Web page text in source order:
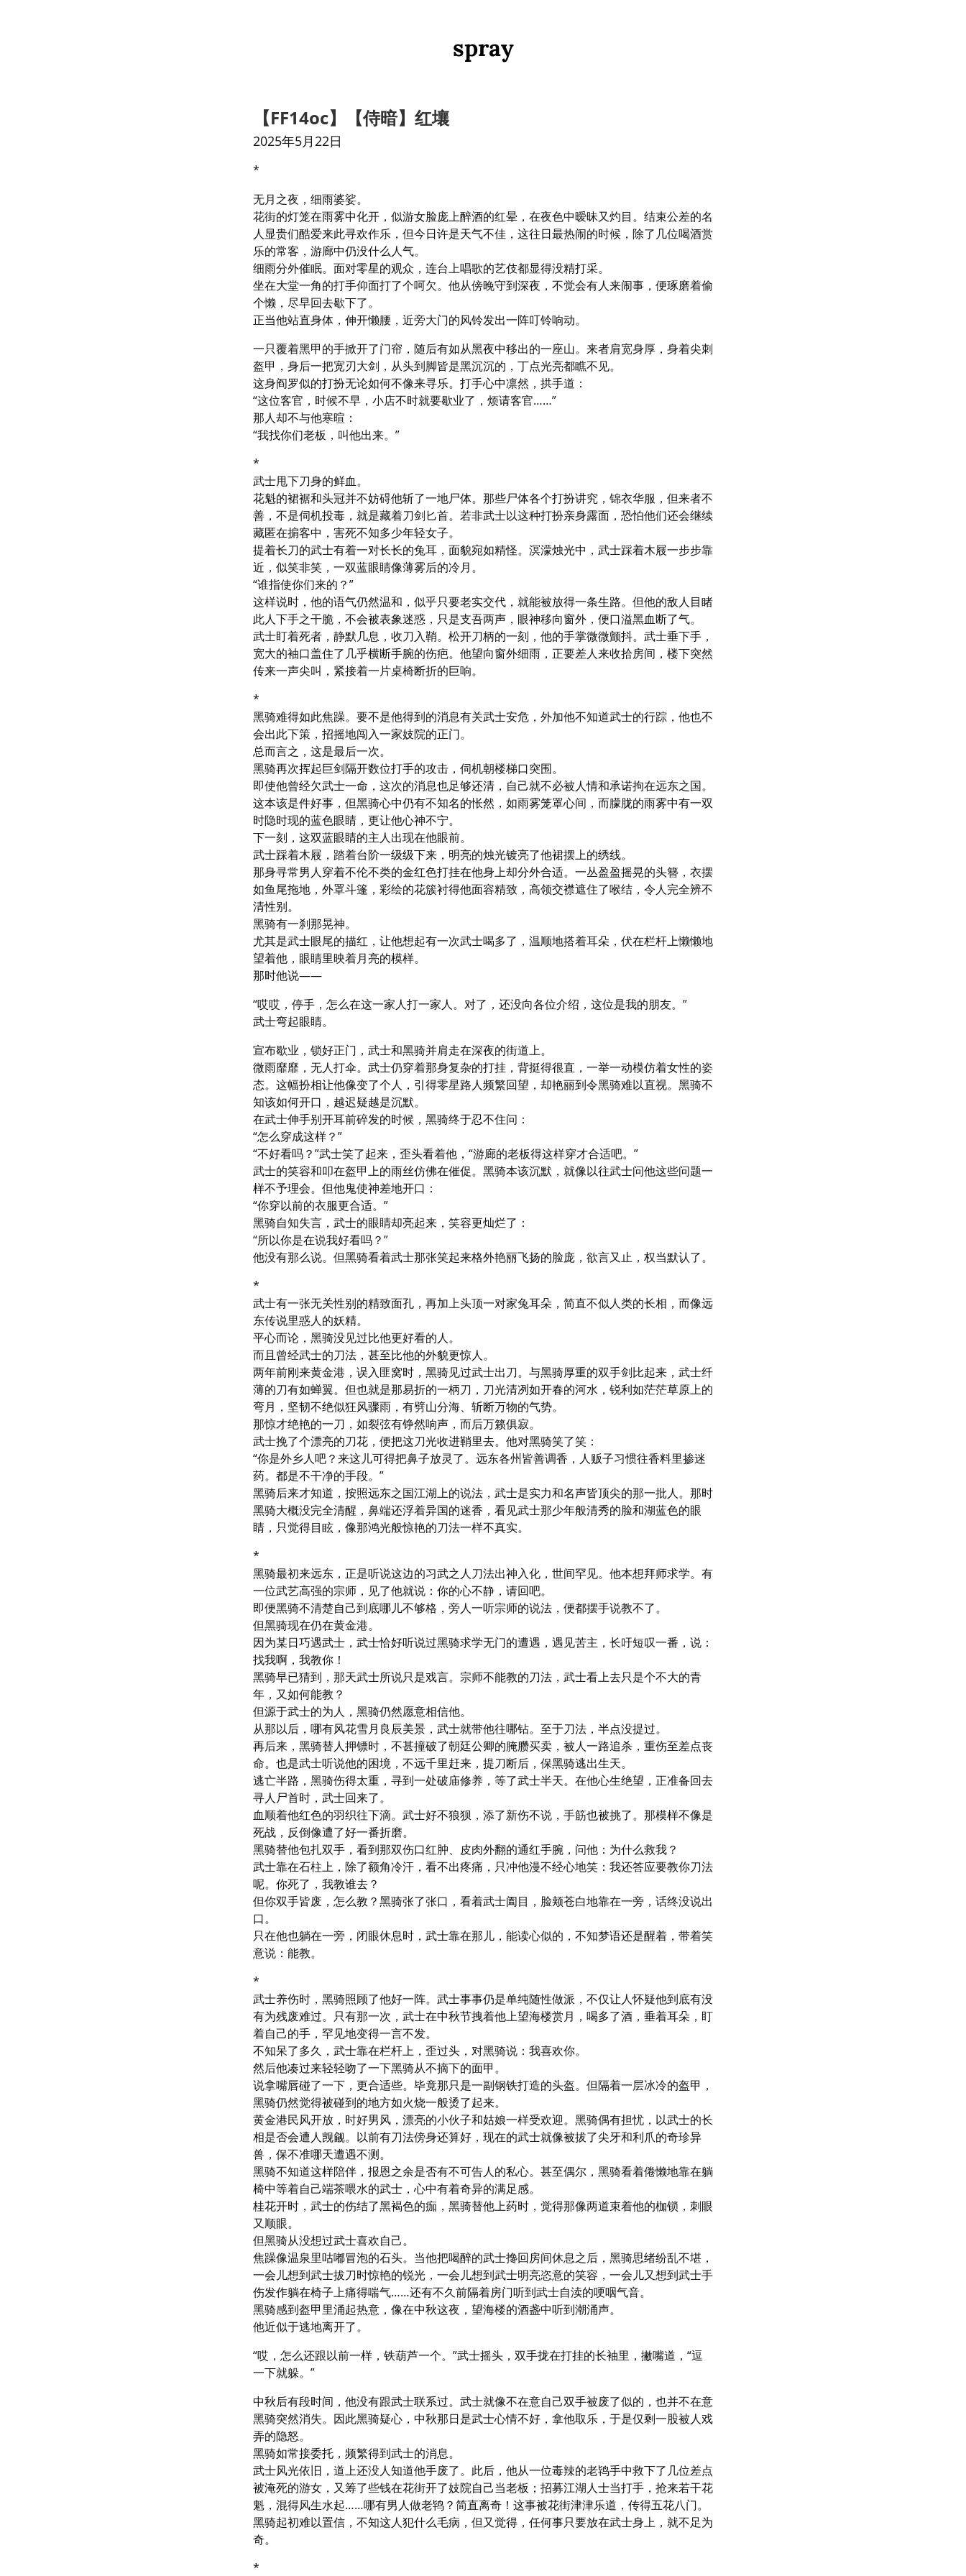
spray
【FF14oc】【侍暗】红壤
2025年5月22日
*
无月之夜，细雨婆娑。
花街的灯笼在雨雾中化开，似游女脸庞上醉酒的红晕，在夜色中暧昧又灼目。结束公差的名
人显贵们酷爱来此寻欢作乐，但今日许是天气不佳，这往日最热闹的时候，除了几位喝酒赏
乐的常客，游廊中仍没什么人气。
细雨分外催眠。面对零星的观众，连台上唱歌的艺伎都显得没精打采。
坐在大堂一角的打手仰面打了个呵欠。他从傍晚守到深夜，不觉会有人来闹事，便琢磨着偷
个懒，尽早回去歇下了。
正当他站直身体，伸开懒腰，近旁大门的风铃发出一阵叮铃响动。
一只覆着黑甲的手掀开了门帘，随后有如从黑夜中移出的一座山。来者肩宽身厚，身着尖刺
盔甲，身后一把宽刃大剑，从头到脚皆是黑沉沉的，丁点光亮都瞧不见。
这身阎罗似的打扮无论如何不像来寻乐。打手心中凛然，拱手道：
“这位客官，时候不早，小店不时就要歇业了，烦请客官……”
那人却不与他寒暄：
“我找你们老板，叫他出来。”
*
武士甩下刀身的鲜血。
花魁的裙裾和头冠并不妨碍他斩了一地尸体。那些尸体各个打扮讲究，锦衣华服，但来者不
善，不是伺机投毒，就是藏着刀剑匕首。若非武士以这种打扮亲身露面，恐怕他们还会继续
藏匿在掮客中，害死不知多少年轻女子。
提着长刀的武士有着一对长长的兔耳，面貌宛如精怪。溟濛烛光中，武士踩着木屐一步步靠
近，似笑非笑，一双蓝眼睛像薄雾后的冷月。
“谁指使你们来的？”
这样说时，他的语气仍然温和，似乎只要老实交代，就能被放得一条生路。但他的敌人目睹
此人下手之干脆，不会被表象迷惑，只是支吾两声，眼神移向窗外，便口溢黑血断了气。
武士盯着死者，静默几息，收刀入鞘。松开刀柄的一刻，他的手掌微微颤抖。武士垂下手，
宽大的袖口盖住了几乎横断手腕的伤疤。他望向窗外细雨，正要差人来收拾房间，楼下突然
传来一声尖叫，紧接着一片桌椅断折的巨响。
*
黑骑难得如此焦躁。要不是他得到的消息有关武士安危，外加他不知道武士的行踪，他也不
会出此下策，招摇地闯入一家妓院的正门。
总而言之，这是最后一次。
黑骑再次挥起巨剑隔开数位打手的攻击，伺机朝楼梯口突围。
即使他曾经欠武士一命，这次的消息也足够还清，自己就不必被人情和承诺拘在远东之国。
这本该是件好事，但黑骑心中仍有不知名的怅然，如雨雾笼罩心间，而朦胧的雨雾中有一双
时隐时现的蓝色眼睛，更让他心神不宁。
下一刻，这双蓝眼睛的主人出现在他眼前。
武士踩着木屐，踏着台阶一级级下来，明亮的烛光镀亮了他裙摆上的绣线。
那身寻常男人穿着不伦不类的金红色打挂在他身上却分外合适。一丛盈盈摇晃的头簪，衣摆
如鱼尾拖地，外罩斗篷，彩绘的花簇衬得他面容精致，高领交襟遮住了喉结，令人完全辨不
清性别。
黑骑有一刹那晃神。
尤其是武士眼尾的描红，让他想起有一次武士喝多了，温顺地搭着耳朵，伏在栏杆上懒懒地
望着他，眼睛里映着月亮的模样。
那时他说——
“哎哎，停手，怎么在这一家人打一家人。对了，还没向各位介绍，这位是我的朋友。”
武士弯起眼睛。
宣布歇业，锁好正门，武士和黑骑并肩走在深夜的街道上。
微雨靡靡，无人打伞。武士仍穿着那身复杂的打挂，背挺得很直，一举一动模仿着女性的姿
态。这幅扮相让他像变了个人，引得零星路人频繁回望，却艳丽到令黑骑难以直视。黑骑不
知该如何开口，越迟疑越是沉默。
在武士伸手别开耳前碎发的时候，黑骑终于忍不住问：
“怎么穿成这样？”
“不好看吗？”武士笑了起来，歪头看着他，“游廊的老板得这样穿才合适吧。”
武士的笑容和叩在盔甲上的雨丝仿佛在催促。黑骑本该沉默，就像以往武士问他这些问题一
样不予理会。但他鬼使神差地开口：
“你穿以前的衣服更合适。”
黑骑自知失言，武士的眼睛却亮起来，笑容更灿烂了：
“所以你是在说我好看吗？”
他没有那么说。但黑骑看着武士那张笑起来格外艳丽飞扬的脸庞，欲言又止，权当默认了。
*
武士有一张无关性别的精致面孔，再加上头顶一对家兔耳朵，简直不似人类的长相，而像远
东传说里惑人的妖精。
平心而论，黑骑没见过比他更好看的人。
而且曾经武士的刀法，甚至比他的外貌更惊人。
两年前刚来黄金港，误入匪窝时，黑骑见过武士出刀。与黑骑厚重的双手剑比起来，武士纤
薄的刀有如蝉翼。但也就是那易折的一柄刀，刀光清冽如开春的河水，锐利如茫茫草原上的
弯月，坚韧不绝似狂风骤雨，有劈山分海、斩断万物的气势。
那惊才绝艳的一刀，如裂弦有铮然响声，而后万籁俱寂。
武士挽了个漂亮的刀花，便把这刀光收进鞘里去。他对黑骑笑了笑：
“你是外乡人吧？来这儿可得把鼻子放灵了。远东各州皆善调香，人贩子习惯往香料里掺迷
药。都是不干净的手段。”
黑骑后来才知道，按照远东之国江湖上的说法，武士是实力和名声皆顶尖的那一批人。那时
黑骑大概没完全清醒，鼻端还浮着异国的迷香，看见武士那少年般清秀的脸和湖蓝色的眼
睛，只觉得目眩，像那鸿光般惊艳的刀法一样不真实。
*
黑骑最初来远东，正是听说这边的习武之人刀法出神入化，世间罕见。他本想拜师求学。有
一位武艺高强的宗师，见了他就说：你的心不静，请回吧。
即便黑骑不清楚自己到底哪儿不够格，旁人一听宗师的说法，便都摆手说教不了。
但黑骑现在仍在黄金港。
因为某日巧遇武士，武士恰好听说过黑骑求学无门的遭遇，遇见苦主，长吁短叹一番，说：
找我啊，我教你！
黑骑早已猜到，那天武士所说只是戏言。宗师不能教的刀法，武士看上去只是个不大的青
年，又如何能教？
但源于武士的为人，黑骑仍然愿意相信他。
从那以后，哪有风花雪月良辰美景，武士就带他往哪钻。至于刀法，半点没提过。
再后来，黑骑替人押镖时，不甚撞破了朝廷公卿的腌臜买卖，被人一路追杀，重伤至差点丧
命。也是武士听说他的困境，不远千里赶来，提刀断后，保黑骑逃出生天。
逃亡半路，黑骑伤得太重，寻到一处破庙修养，等了武士半天。在他心生绝望，正准备回去
寻人尸首时，武士回来了。
血顺着他红色的羽织往下滴。武士好不狼狈，添了新伤不说，手筋也被挑了。那模样不像是
死战，反倒像遭了好一番折磨。
黑骑替他包扎双手，看到那双伤口红肿、皮肉外翻的通红手腕，问他：为什么救我？
武士靠在石柱上，除了额角冷汗，看不出疼痛，只冲他漫不经心地笑：我还答应要教你刀法
呢。你死了，我教谁去？
但你双手皆废，怎么教？黑骑张了张口，看着武士阖目，脸颊苍白地靠在一旁，话终没说出
口。
只在他也躺在一旁，闭眼休息时，武士靠在那儿，能读心似的，不知梦语还是醒着，带着笑
意说：能教。
*
武士养伤时，黑骑照顾了他好一阵。武士事事仍是单纯随性做派，不仅让人怀疑他到底有没
有为残废难过。只有那一次，武士在中秋节拽着他上望海楼赏月，喝多了酒，垂着耳朵，盯
着自己的手，罕见地变得一言不发。
不知呆了多久，武士靠在栏杆上，歪过头，对黑骑说：我喜欢你。
然后他凑过来轻轻吻了一下黑骑从不摘下的面甲。
说拿嘴唇碰了一下，更合适些。毕竟那只是一副钢铁打造的头盔。但隔着一层冰冷的盔甲，
黑骑仍然觉得被碰到的地方如火烧一般烫了起来。
黄金港民风开放，时好男风，漂亮的小伙子和姑娘一样受欢迎。黑骑偶有担忧，以武士的长
相是否会遭人觊觎。以前有刀法傍身还算好，现在的武士就像被拔了尖牙和利爪的奇珍异
兽，保不准哪天遭遇不测。
黑骑不知道这样陪伴，报恩之余是否有不可告人的私心。甚至偶尔，黑骑看着倦懒地靠在躺
椅中等着自己端茶喂水的武士，心中有着奇异的满足感。
桂花开时，武士的伤结了黑褐色的痂，黑骑替他上药时，觉得那像两道束着他的枷锁，刺眼
又顺眼。
但黑骑从没想过武士喜欢自己。
焦躁像温泉里咕嘟冒泡的石头。当他把喝醉的武士搀回房间休息之后，黑骑思绪纷乱不堪，
一会儿想到武士拔刀时惊艳的锐光，一会儿想到武士明亮恣意的笑容，一会儿又想到武士手
伤发作躺在椅子上痛得喘气……还有不久前隔着房门听到武士自渎的哽咽气音。
黑骑感到盔甲里涌起热意，像在中秋这夜，望海楼的酒盏中听到潮涌声。
他近似于逃地离开了。
“哎，怎么还跟以前一样，铁葫芦一个。”武士摇头，双手拢在打挂的长袖里，撇嘴道，“逗
一下就躲。”
中秋后有段时间，他没有跟武士联系过。武士就像不在意自己双手被废了似的，也并不在意
黑骑突然消失。因此黑骑疑心，中秋那日是武士心情不好，拿他取乐，于是仅剩一股被人戏
弄的隐怒。
黑骑如常接委托，频繁得到武士的消息。
武士风光依旧，道上还没人知道他手废了。此后，他从一位毒辣的老鸨手中救下了几位差点
被淹死的游女，又筹了些钱在花街开了妓院自己当老板；招募江湖人士当打手，抢来若干花
魁，混得风生水起……哪有男人做老鸨？简直离奇！这事被花街津津乐道，传得五花八门。
黑骑起初难以置信，不知这人犯什么毛病，但又觉得，任何事只要放在武士身上，就不足为
奇。
*